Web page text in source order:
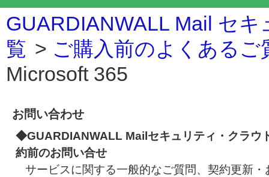
GUARDIANWALL Mail セ
覧 > ご購入前のよくあるご
Microsoft 365
お問い合わせ
◆GUARDIANWALL Mailセキュリティ・クラウ
約前のお問い合せ
サービスに関する一般的なご質問、契約更新・